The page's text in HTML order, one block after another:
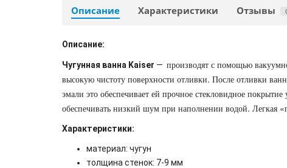
Описание Характеристики Отзывы
Описание:
Чугунная ванна Kaiser — производят с помощью
высокую чистоту поверхности отливки. После отливки
эмали это обеспечивает ей прочное стекловидное
обеспечивать низкий шум при наполнении водой. Легкая
Характеристики:
материал: чугун
толщина стенок: 7-9 мм